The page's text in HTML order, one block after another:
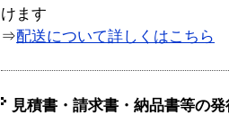
けます
⇒配送について詳しくはこちら
見積書・請求書・納品書等の